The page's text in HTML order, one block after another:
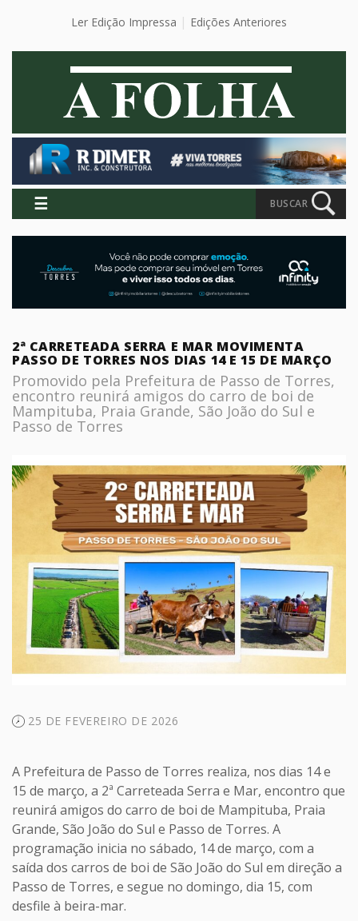
Ler Edição Impressa Edições Anteriores
☰ BUSCAR
2ª CARRETEADA SERRA E MAR MOVIMENTA
PASSO DE TORRES NOS DIAS 14 E 15 DE MARÇO
Promovido pela Prefeitura de Passo de Torres,
encontro reunirá amigos do carro de boi de
Mampituba, Praia Grande, São João do Sul e
Passo de Torres
25 DE FEVEREIRO DE 2026
A Prefeitura de Passo de Torres realiza, nos dias 14 e
15 de março, a 2ª Carreteada Serra e Mar, encontro que
reunirá amigos do carro de boi de Mampituba, Praia
Grande, São João do Sul e Passo de Torres. A
programação inicia no sábado, 14 de março, com a
saída dos carros de boi de São João do Sul em direção a
Passo de Torres, e segue no domingo, dia 15, com
desfile à beira-mar.